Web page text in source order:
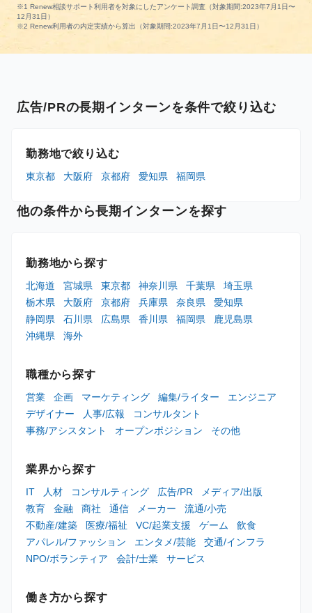
※1 Renew相談サポート利用者を対象にしたアンケート調査（対象期間:2023年7月1日〜
12月31日）
※2 Renew利用者の内定実績から算出（対象期間:2023年7月1日〜12月31日）
広告/PRの長期インターンを条件で絞り込む
勤務地で絞り込む
東京都 大阪府 京都府 愛知県 福岡県
他の条件から長期インターンを探す
勤務地から探す
北海道 宮城県 東京都 神奈川県 千葉県
埼玉県
栃木県
大阪府 京都府 兵庫県 奈良県
愛知県
静岡県
石川県 広島県 香川県 福岡県
鹿児島県
沖縄県
海外
職種から探す
営業 企画 マーケティング 編集/ライター
エンジニア
デザイナー
人事/広報
コンサルタント
事務/アシスタント
オープンポジション その他
業界から探す
IT 人材 コンサルティング 広告/PR
メディア/出版
教育
金融 商社 通信 メーカー
流通/小売
不動産/建築
医療/福祉 VC/起業支援 ゲーム
飲食
アパレル/ファッション
エンタメ/芸能
交通/インフラ
NPO/ボランティア
会計/士業 サービス
働き方から探す